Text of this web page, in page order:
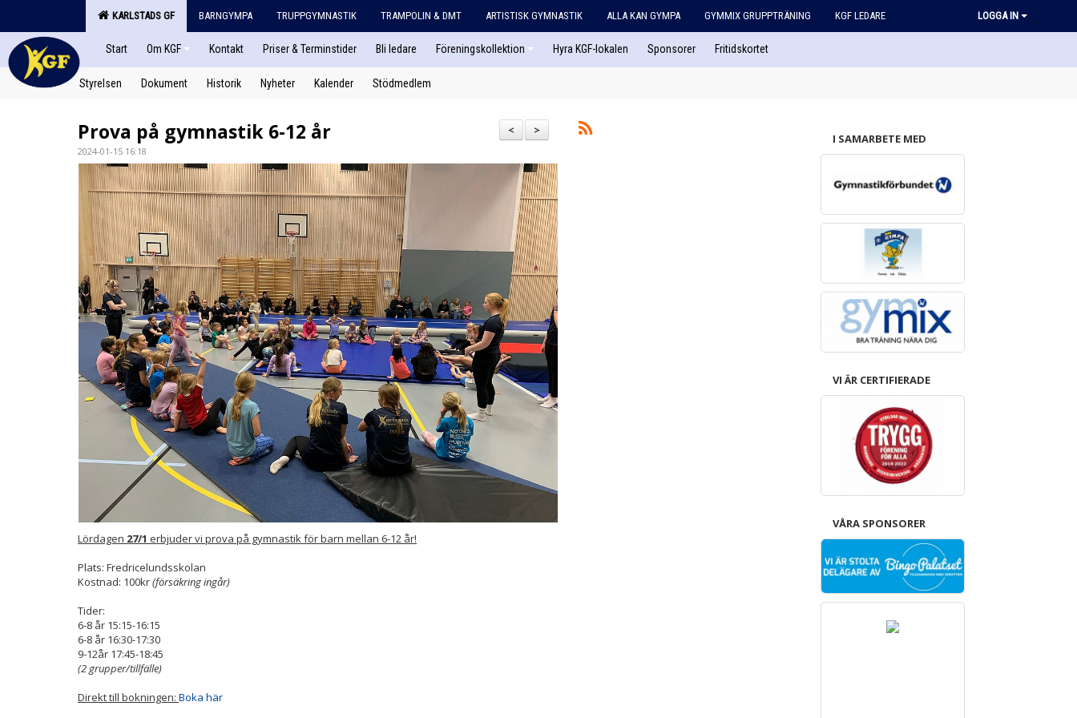
KARLSTADS GF BARNGYMPA TRUPPGYMNASTIK TRAMPOLIN & DMT ARTISTISK GYMNASTIK ALLA KAN GYMPA GYMMIX GRUPPTRÄNING KGF LEDARE LOGGA IN
Start Om KGF Kontakt Priser & Terminstider Bli ledare Föreningskollektion Hyra KGF-lokalen Sponsorer Fritidskortet
Styrelsen Dokument Historik Nyheter Kalender Stödmedlem
>
<
Prova på gymnastik 6-12 år
2024-01-15 16:18
Lördagen 27/1 erbjuder vi prova på gymnastik för barn mellan 6-12 år!
Plats: Fredricelundsskolan
Kostnad: 100kr(försäkring ingår)
Tider:
6-8 år 15:15-16:15
6-8 år 16:30-17:30
9-12år 17:45-18:45
(2 grupper/tillfälle)
Direkt till bokningen: Boka här
I SAMARBETE MED
VI ÄR CERTIFIERADE
VÅRA SPONSORER